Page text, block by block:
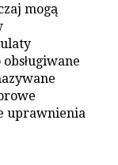
mogą
uprawnienia